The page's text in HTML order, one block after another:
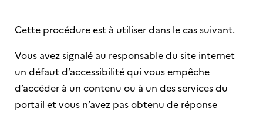
Cette procédure est à utiliser dans le cas suivant.
Vous avez signalé au responsable du site internet
un défaut d’accessibilité qui vous empêche
d’accéder à un contenu ou à un des services du
portail et vous n’avez pas obtenu de réponse